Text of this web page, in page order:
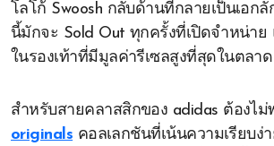
โลโก้ Swoosh กลับด้านที่กลายเป็นเอก
นี้มักจะ Sold Out ทุกครั้งที่เปิดจำหน่าย
ในรองเท้าที่มีมูลค่ารีเซลสูงที่สุดในตลาด
สำหรับสายคลาสสิกของ adidas ต้องไม่
originals คอลเลกชันที่เน้นความเรียบง่